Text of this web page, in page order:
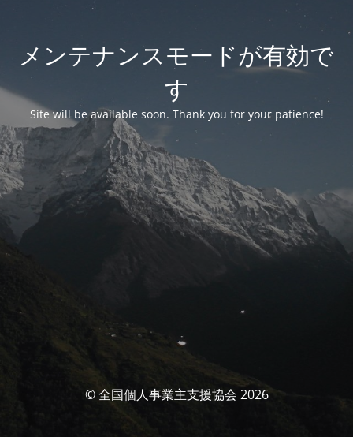
メンテナンスモードが有効で
す
Site will be available soon. Thank you for your patience!
© 全国個人事業主支援協会 2026